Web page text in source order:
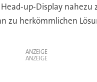
up-Display
zu herkömmlichen
ANZEIGE
ANZEIGE